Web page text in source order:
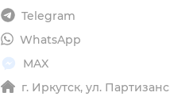
Telegram
WhatsApp
MAX
г. Иркутск, ул.